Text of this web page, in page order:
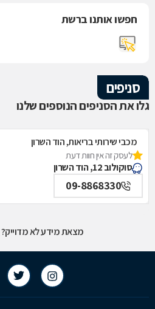
חפשו אותנו ברשת
סניפים
גלו את הסניפים הנוספים שלנו
מכבי שירותי בריאות, הוד השרון
לעסק זה אין חוות דעת
סוקולוב 12, הוד השרון
09-8868330
מצאת מידע לא מדוייק?